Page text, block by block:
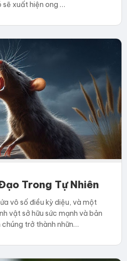
xuất hiện ong …
Trong Tự Nhiên
vô số điều kỳ diệu, và một
vật sở hữu sức mạnh và bản
chúng trở thành nhữn…